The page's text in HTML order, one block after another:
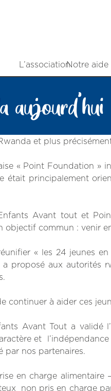
L’associationNotre aide
aujourd’hui
et plus
« Point Foundation »
était principalement
Avant tout et
objectif commun : venir
« les 24 jeunes
proposé aux autorités
continuer à aider ces
Avant Tout a validé
et
par nos partenaires.
en charge alimentaire
non pris en charge